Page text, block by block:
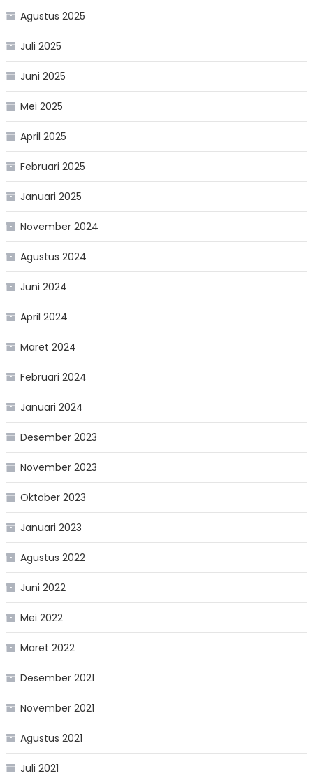
Agustus 2025
Juli 2025
Juni 2025
Mei 2025
April 2025
Februari 2025
Januari 2025
November 2024
Agustus 2024
Juni 2024
April 2024
Maret 2024
Februari 2024
Januari 2024
Desember 2023
November 2023
Oktober 2023
Januari 2023
Agustus 2022
Juni 2022
Mei 2022
Maret 2022
Desember 2021
November 2021
Agustus 2021
Juli 2021